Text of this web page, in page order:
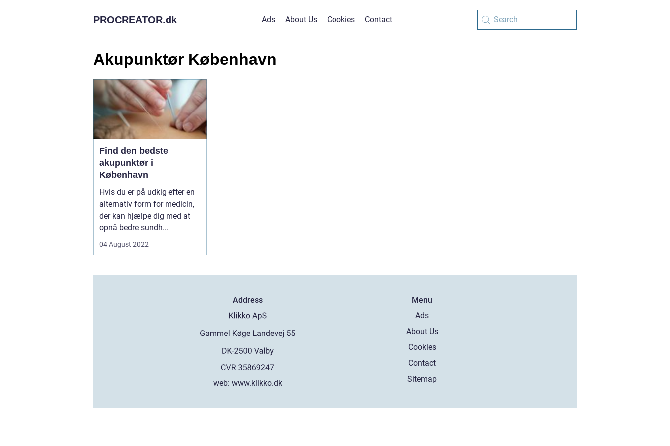
PROCREATOR.dk Ads About Us Cookies Contact
Akupunktør København
Find den bedste
akupunktør i
København
Hvis du er på udkig efter en
alternativ form for medicin,
der kan hjælpe dig med at
opnå bedre sundh...
04 August 2022
Address
web:www.klikko.dk
Menu
Ads
About Us
Cookies
Contact
Sitemap